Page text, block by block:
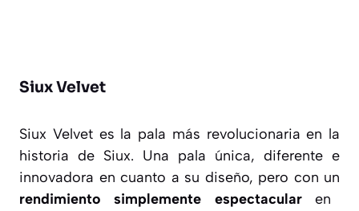
Siux Velvet
Siux Velvet es la pala más revolucionaria en la
historia de Siux. Una pala única, diferente e
innovadora en cuanto a su diseño, pero con un
rendimiento simplemente espectacularen